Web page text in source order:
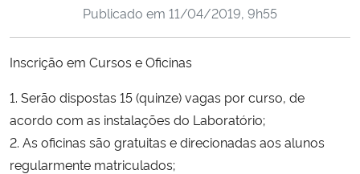
Ministério de Minas e Energia
Ministério do Meio Ambiente
Publicado em 11/04/2019, 9h55
Inscrição em Cursos e Oficinas
1. Serão dispostas 15 (quinze) vagas por curso, de
acordo com as instalações do Laboratório;
2. As oficinas são gratuitas e direcionadas aos alunos
regularmente matriculados;